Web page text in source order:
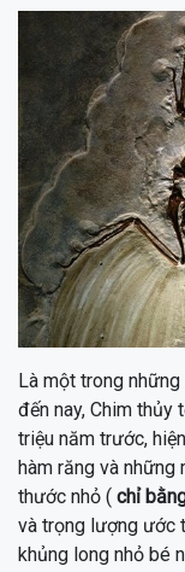
Là một trong
đến nay, Chim thủy
triệu năm trước,
hàm răng và
thước nhỏ ( chỉ
và trọng lượng ước
khủng long nhỏ bé